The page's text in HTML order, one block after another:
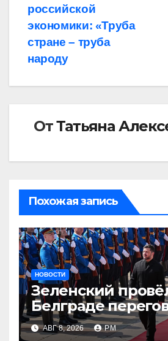
российской
экономики: «Труба
стране – труба
народу
ОтТатьяна
Похожая запись
НОВОСТИ
Зеленский
Белграде
Вучичем
АВГ 8, 2026 РМ